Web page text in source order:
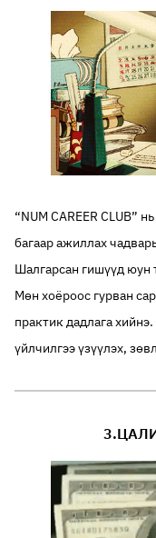
“NUM CAREER CLUB”
багаар ажиллах
Шалгарсан гишүүд юун
Мөн хоёроос гурван
практик дадлага
үйлчилгээ үзүүлэх,